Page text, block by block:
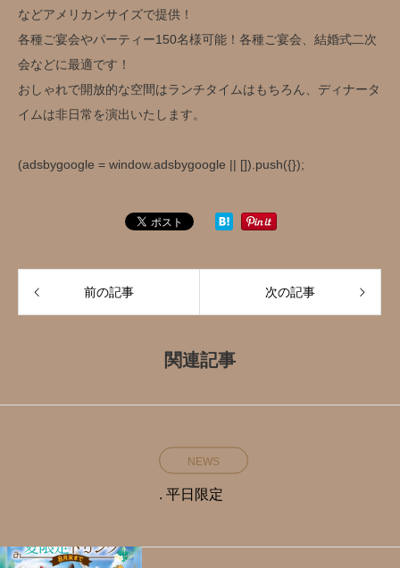
などアメリカンサイズで提供！
各種ご宴会やパーティー150名様可能！各種ご宴会、結婚式二次
会などに最適です！
おしゃれで開放的な空間はランチタイムはもちろん、ディナータ
イムは非日常を演出いたします。
(adsbygoogle = window.adsbygoogle || []).push({});
前の記事 次の記事
関連記事
NEWS
. 平日限定️